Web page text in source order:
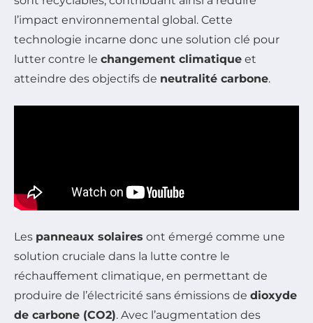
l’impact environnemental global. Cette
technologie incarne donc une solution clé pour
lutter contre le changement climatique et
atteindre des objectifs de neutralité carbone.
Les panneaux solaires ont émergé comme une
solution cruciale dans la lutte contre le
réchauffement climatique, en permettant de
produire de l’électricité sans émissions de dioxyde
de carbone (CO2). Avec l’augmentation des